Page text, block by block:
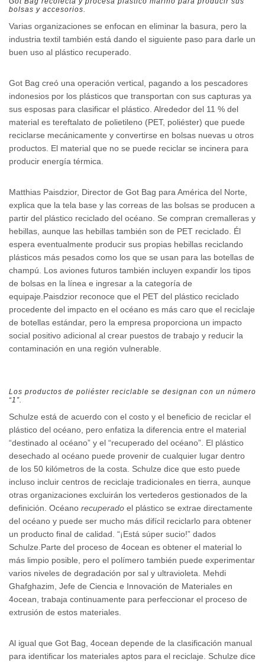
bolsas y accesorios.
Varias organizaciones se enfocan en eliminar la basura, pero la
industria textil también está dando el siguiente paso para darle un
buen uso al plástico recuperado.
Got Bag creó una operación vertical, pagando a los pescadores
indonesios por los plásticos que transportan con sus capturas ya
sus esposas para clasificar el plástico. Alrededor del 11 % del
material es tereftalato de polietileno (PET, poliéster) que puede
reciclarse mecánicamente y convertirse en bolsas nuevas u otros
productos. El material que no se puede reciclar se incinera para
producir energía térmica.
Matthias Paisdzior, Director de Got Bag para América del Norte,
explica que la tela base y las correas de las bolsas se producen a
partir del plástico reciclado del océano. Se compran cremalleras y
hebillas, aunque las hebillas también son de PET reciclado. Él
espera eventualmente producir sus propias hebillas reciclando
plásticos más pesados ​​como los que se usan para las botellas de
champú. Los aviones futuros también incluyen expandir los tipos
de bolsas en la línea e ingresar a la categoría de
equipaje.Paisdzior reconoce que el PET del plástico reciclado
procedente del impacto en el océano es más caro que el reciclaje
de botellas estándar, pero la empresa proporciona un impacto
social positivo adicional al crear puestos de trabajo y reducir la
contaminación en una región vulnerable.
Los productos de poliéster reciclable se designan con un número
“1”.
Schulze está de acuerdo con el costo y el beneficio de reciclar el
plástico del océano, pero enfatiza la diferencia entre el material
“destinado al océano” y el “recuperado del océano”. El plástico
desechado al océano puede provenir de cualquier lugar dentro
de los 50 kilómetros de la costa. Schulze dice que esto puede
incluso incluir centros de reciclaje tradicionales en tierra, aunque
otras organizaciones excluirán los vertederos gestionados de la
definición. Océano recuperado el plástico se extrae directamente
del océano y puede ser mucho más difícil reciclarlo para obtener
un producto final de calidad. “¡Está súper sucio!” dados
Schulze.Parte del proceso de 4ocean es obtener el material lo
más limpio posible, pero el polímero también puede experimentar
varios niveles de degradación por sal y ultravioleta. Mehdi
Ghafghazim, Jefe de Ciencia e Innovación de Materiales en
4ocean, trabaja continuamente para perfeccionar el proceso de
extrusión de estos materiales.
Al igual que Got Bag, 4ocean depende de la clasificación manual
para identificar los materiales aptos para el reciclaje. Schulze dice